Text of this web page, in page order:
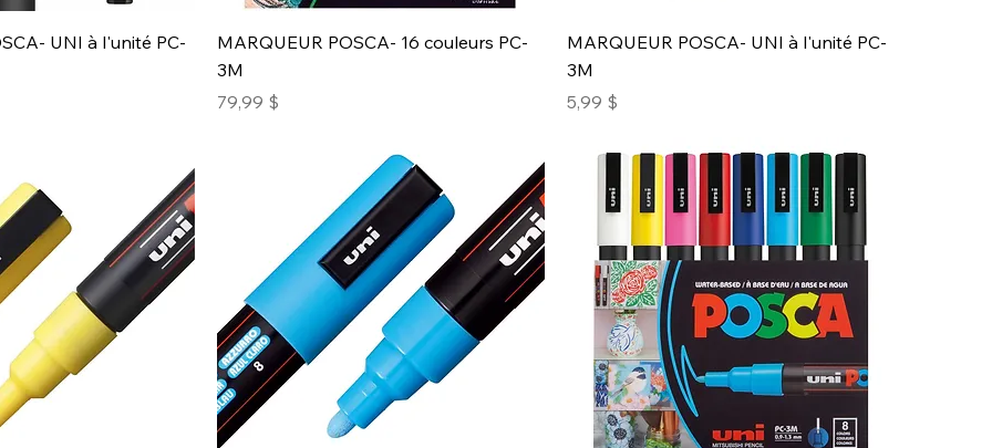
UNI à l'unité PC-
MARQUEUR POSCA- 16 couleurs PC-
3M
Prix
79,99 $
MARQUEUR POSCA- UNI à l'unité PC-
3M
Prix
5,99 $